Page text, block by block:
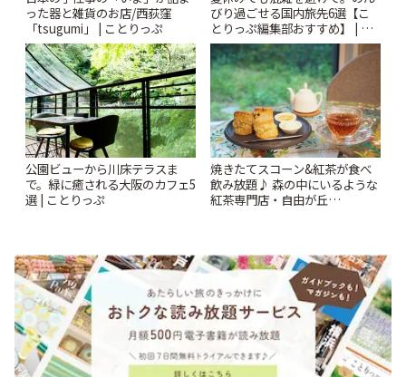
った器と雑貨のお店/西荻窪
「tsugumi」 | ことりっぷ
びり過ごせる国内旅先6選【こ
とりっぷ編集部おすすめ】 | こ
とりっぷ
公園ビューから川床テラスま
で。緑に癒される大阪のカフェ5
選 | ことりっぷ
焼きたてスコーン&紅茶が食べ
飲み放題♪ 森の中にいるような
紅茶専門店・自由が丘